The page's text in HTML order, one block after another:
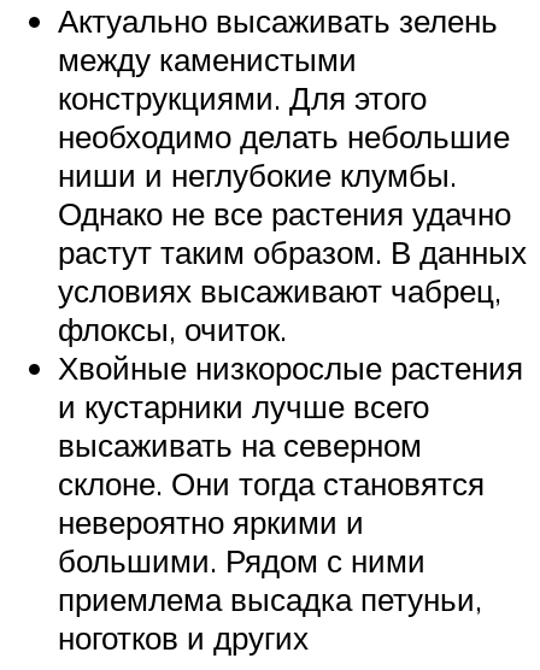
Актуально высаживать зелень
между каменистыми
конструкциями. Для этого
необходимо делать небольшие
ниши и неглубокие клумбы.
Однако не все растения удачно
растут таким образом. В данных
условиях высаживают чабрец,
флоксы, очиток.
Хвойные низкорослые растения
и кустарники лучше всего
высаживать на северном
склоне. Они тогда становятся
невероятно яркими и
большими. Рядом с ними
приемлема высадка петуньи,
ноготков и других